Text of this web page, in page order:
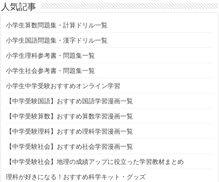
人気記事
小学生算数問題集・計算ドリル一覧
小学生国語問題集・漢字ドリル一覧
小学生理科参考書・問題集一覧
小学生社会参考書・問題集一覧
小学生中学受験おすすめオンライン学習
【中学受験国語】おすすめ国語学習漫画一覧
【中学受験算数】おすすめ算数学習漫画一覧
【中学受験理科】おすすめ理科学習漫画一覧
【中学受験社会】おすすめ社会学習漫画一覧
【中学受験社会】地理の成績アップに役立った学習教材まとめ
理科が好きになる！おすすめ科学キット・グッズ